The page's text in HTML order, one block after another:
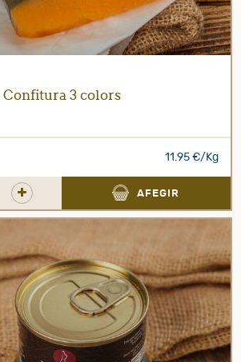
Confitura 3 colors
11.95 €/Kg
AFEGIR